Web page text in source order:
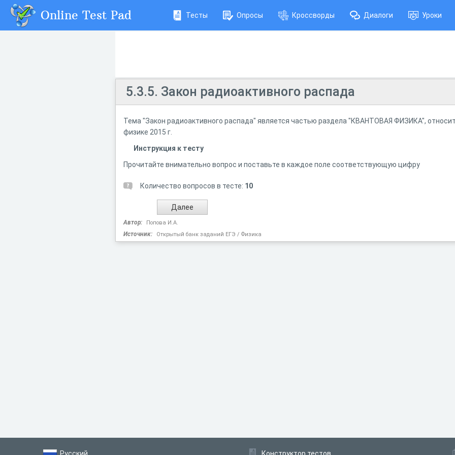
Online Test Pad Тесты Опросы Кроссворды Диалоги Уроки
5.3.5. Закон радиоактивного распада
Тема "Закон радиоактивного распада" является частью раздела "КВАНТОВАЯ ФИЗИКА",
физике 2015 г.
Инструкция к тесту
Прочитайте внимательно вопрос и поставьте в каждое поле соответствующую цифру
Количество вопросов в тесте: 10
Автор: Попова И.А.
Источник: Открытый банк заданий ЕГЭ / Физика